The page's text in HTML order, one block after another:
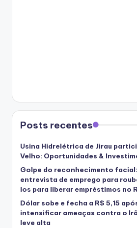
Posts recentes
Usina Hidrelétrica de Jirau
Velho: Oportunidades &
Golpe do reconhecimento
entrevista de emprego para
los para liberar empréstimos no
Dólar sobe e fecha a R$ 5,15
intensificar ameaças contra o
leve alta